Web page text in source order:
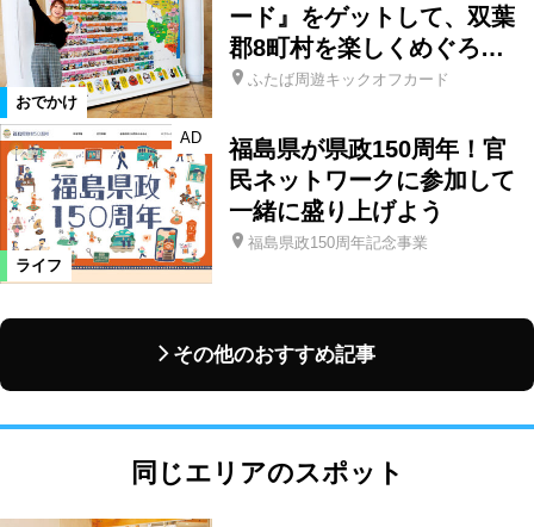
おでかけ
ード』をゲットして、双葉
郡8町村を楽しくめぐろ…
ふたば周遊キックオフカード
ライフ
AD
福島県が県政150周年！官
民ネットワークに参加して
一緒に盛り上げよう
福島県政150周年記念事業
その他のおすすめ記事
同じエリアのスポット